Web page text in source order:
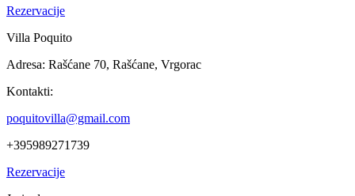
Rezervacije
Villa Poquito
Adresa: Rašćane 70, Rašćane, Vrgorac
Kontakti:
poquitovilla@gmail.com
+395989271739
Rezervacije